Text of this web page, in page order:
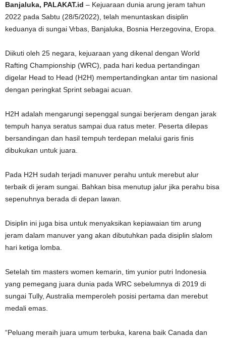
Banjaluka, PALAKAT.id – Kejuaraan dunia arung jeram tahun
2022 pada Sabtu (28/5/2022), telah menuntaskan disiplin
keduanya di sungai Vrbas, Banjaluka, Bosnia Herzegovina, Eropa.
Diikuti oleh 25 negara, kejuaraan yang dikenal dengan World
Rafting Championship (WRC), pada hari kedua pertandingan
digelar Head to Head (H2H) mempertandingkan antar tim nasional
dengan peringkat Sprint sebagai acuan.
H2H adalah mengarungi sepenggal sungai berjeram dengan jarak
tempuh hanya seratus sampai dua ratus meter. Peserta dilepas
bersandingan dan hasil tempuh terdepan melalui garis finis
dibukukan untuk juara.
Pada H2H sudah terjadi manuver perahu untuk merebut alur
terbaik di jeram sungai. Bahkan bisa menutup jalur jika perahu bisa
sepenuhnya berada di depan lawan.
Disiplin ini juga bisa untuk menyaksikan kepiawaian tim arung
jeram dalam manuver yang akan dibutuhkan pada disiplin slalom
hari ketiga lomba.
Setelah tim masters women kemarin, tim yunior putri Indonesia
yang pemegang juara dunia pada WRC sebelumnya di 2019 di
sungai Tully, Australia memperoleh posisi pertama dan merebut
medali emas.
“Peluang meraih juara umum terbuka, karena baik Canada dan